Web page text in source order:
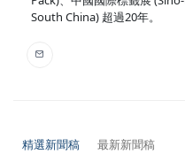
South China) 超過20年。
精選新聞稿 最新新聞稿